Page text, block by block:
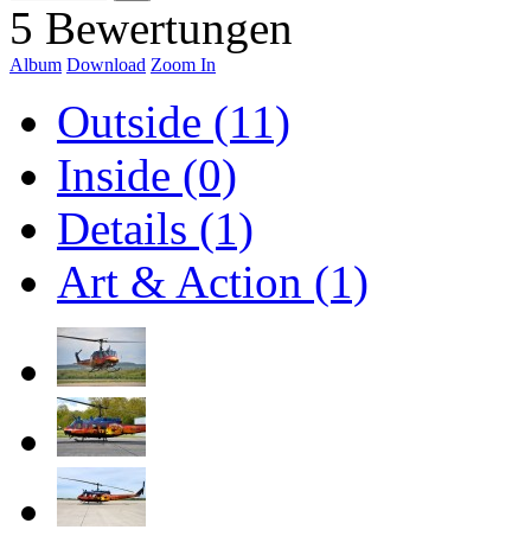
5 Bewertungen
Album Download Zoom In
Outside (11)
Inside (0)
Details (1)
Art & Action (1)